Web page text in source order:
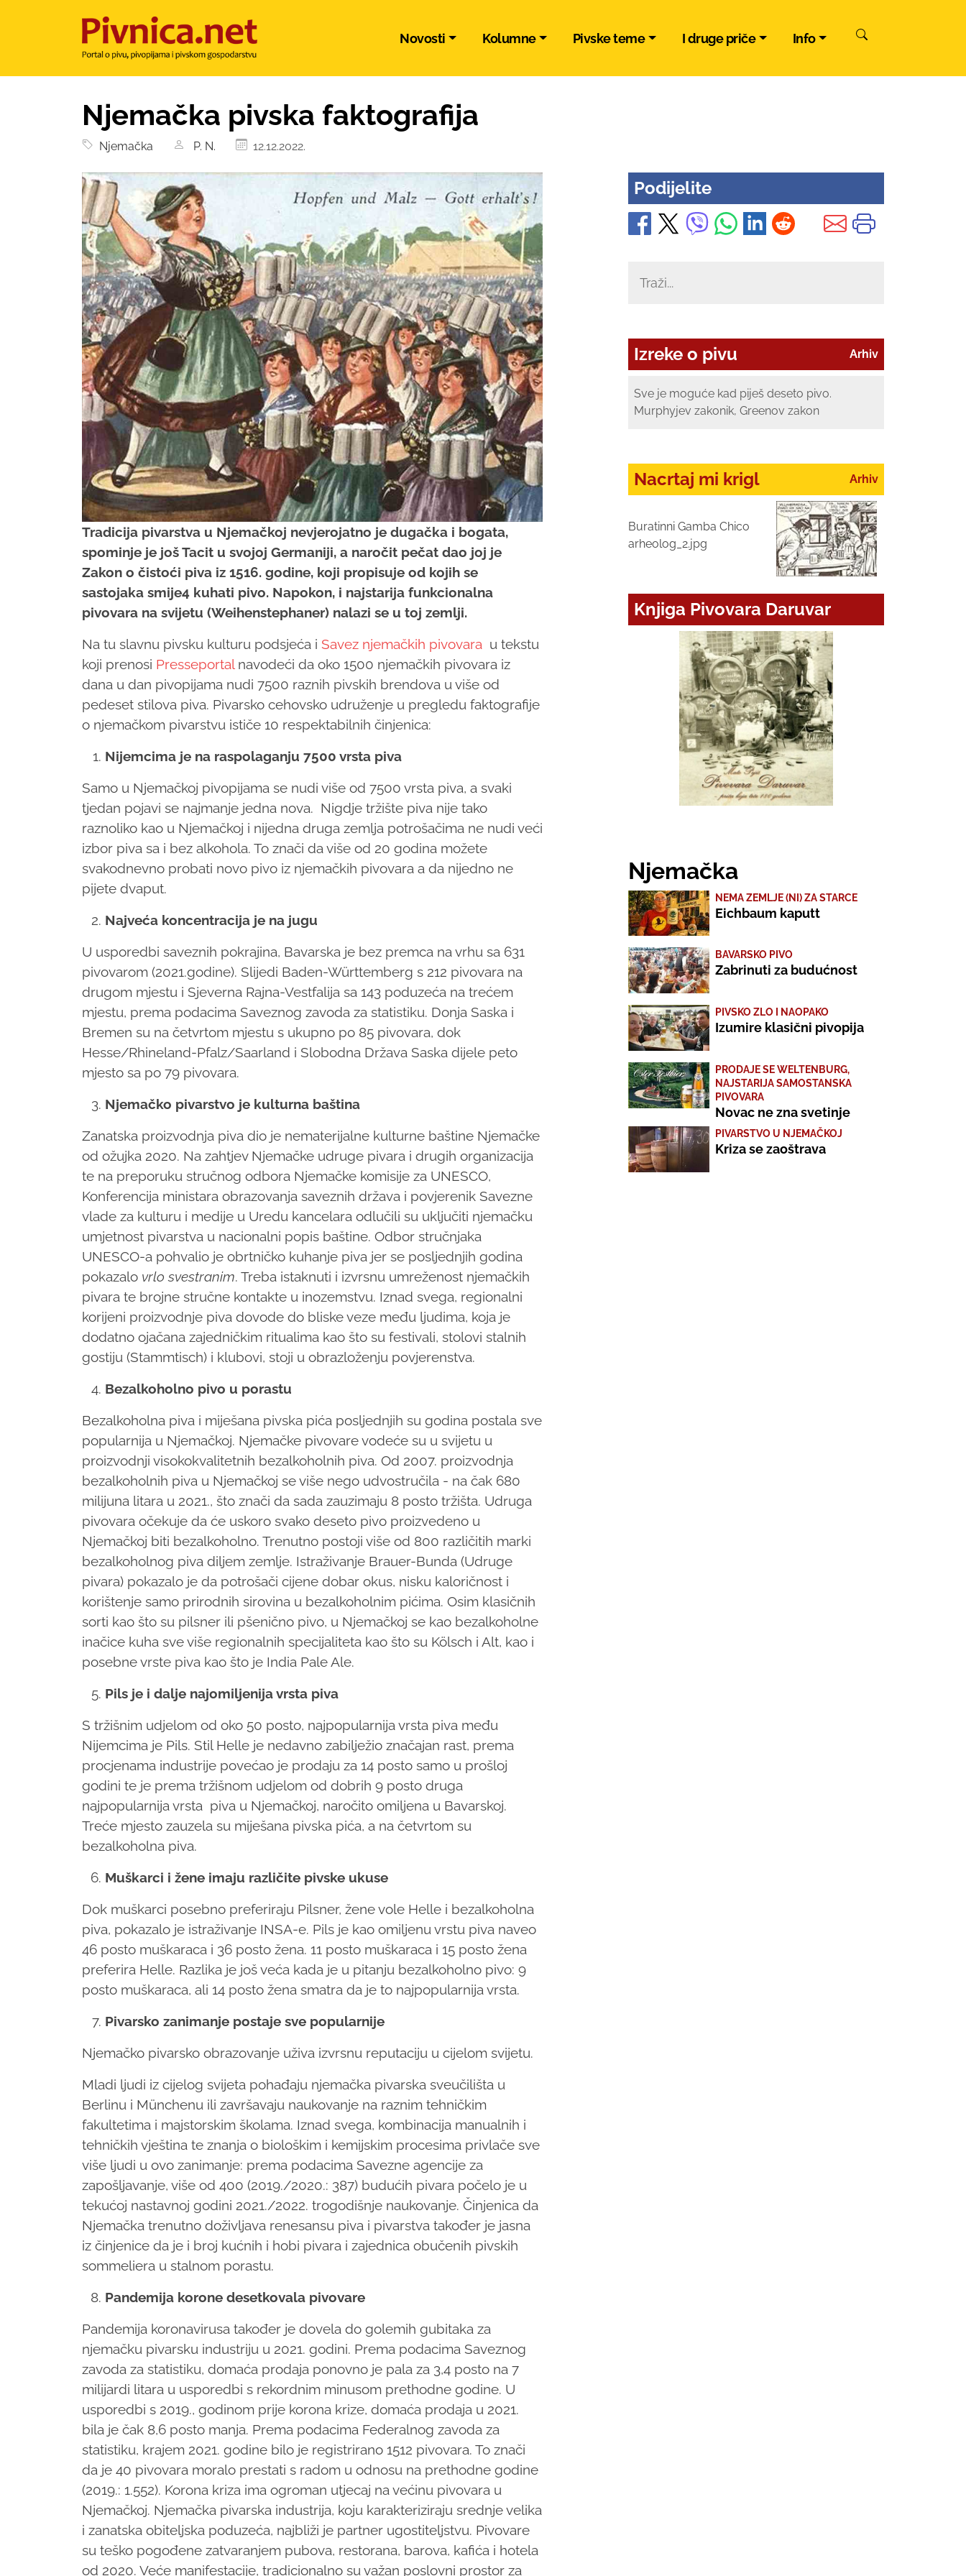
Novosti Kolumne Pivske teme I druge priče Info
Njemačka pivska faktografija
Njemačka P. N. 12.12.2022.
Tradicija pivarstva u Njemačkoj nevjerojatno je dugačka i bogata,
spominje je još Tacit u svojoj Germaniji, a naročit pečat dao joj je
Zakon o čistoći piva iz 1516. godine, koji propisuje od kojih se
sastojaka smije4 kuhati pivo. Napokon, i najstarija funkcionalna
pivovara na svijetu (Weihenstephaner) nalazi se u toj zemlji.
Na tu slavnu pivsku kulturu podsjeća i Savez njemačkih pivovara u tekstu
koji prenosi Presseportalnavodeći da oko 1500 njemačkih pivovara iz
dana u dan pivopijama nudi 7500 raznih pivskih brendova u više od
pedeset stilova piva. Pivarsko cehovsko udruženje u pregledu faktografije
o njemačkom pivarstvu ističe 10 respektabilnih činjenica:
Nijemcima je na raspolaganju 7500 vrsta piva
Samo u Njemačkoj pivopijama se nudi više od 7500 vrsta piva, a svaki
tjedan pojavi se najmanje jedna nova. Nigdje tržište piva nije tako
raznoliko kao u Njemačkoj i nijedna druga zemlja potrošačima ne nudi veći
izbor piva sa i bez alkohola. To znači da više od 20 godina možete
svakodnevno probati novo pivo iz njemačkih pivovara a da nijedno ne
pijete dvaput.
Najveća koncentracija je na jugu
U usporedbi saveznih pokrajina, Bavarska je bez premca na vrhu sa 631
pivovarom (2021.godine). Slijedi Baden-Württemberg s 212 pivovara na
drugom mjestu i Sjeverna Rajna-Vestfalija sa 143 poduzeća na trećem
mjestu, prema podacima Saveznog zavoda za statistiku. Donja Saska i
Bremen su na četvrtom mjestu s ukupno po 85 pivovara, dok
Hesse/Rhineland-Pfalz/Saarland i Slobodna Država Saska dijele peto
mjesto sa po 79 pivovara.
Njemačko pivarstvo je kulturna baština
Zanatska proizvodnja piva dio je nematerijalne kulturne baštine Njemačke
od ožujka 2020. Na zahtjev Njemačke udruge pivara i drugih organizacija
te na preporuku stručnog odbora Njemačke komisije za UNESCO,
Konferencija ministara obrazovanja saveznih država i povjerenik Savezne
vlade za kulturu i medije u Uredu kancelara odlučili su uključiti njemačku
umjetnost pivarstva u nacionalni popis baštine. Odbor stručnjaka
UNESCO-a pohvalio je obrtničko kuhanje piva jer se posljednjih godina
pokazalo vrlo svestranim. Treba istaknuti i izvrsnu umreženost njemačkih
pivara te brojne stručne kontakte u inozemstvu. Iznad svega, regionalni
korijeni proizvodnje piva dovode do bliske veze među ljudima, koja je
dodatno ojačana zajedničkim ritualima kao što su festivali, stolovi stalnih
gostiju (Stammtisch) i klubovi, stoji u obrazloženju povjerenstva.
Bezalkoholno pivo u porastu
Bezalkoholna piva i miješana pivska pića posljednjih su godina postala sve
popularnija u Njemačkoj. Njemačke pivovare vodeće su u svijetu u
proizvodnji visokokvalitetnih bezalkoholnih piva. Od 2007. proizvodnja
bezalkoholnih piva u Njemačkoj se više nego udvostručila - na čak 680
milijuna litara u 2021., što znači da sada zauzimaju 8 posto tržišta. Udruga
pivovara očekuje da će uskoro svako deseto pivo proizvedeno u
Njemačkoj biti bezalkoholno. Trenutno postoji više od 800 različitih marki
bezalkoholnog piva diljem zemlje. Istraživanje Brauer-Bunda (Udruge
pivara) pokazalo je da potrošači cijene dobar okus, nisku kaloričnost i
korištenje samo prirodnih sirovina u bezalkoholnim pićima. Osim klasičnih
sorti kao što su pilsner ili pšenično pivo, u Njemačkoj se kao bezalkoholne
inačice kuha sve više regionalnih specijaliteta kao što su Kölsch i Alt, kao i
posebne vrste piva kao što je India Pale Ale.
Pils je i dalje najomiljenija vrsta piva
S tržišnim udjelom od oko 50 posto, najpopularnija vrsta piva među
Nijemcima je Pils. Stil Helle je nedavno zabilježio značajan rast, prema
procjenama industrije povećao je prodaju za 14 posto samo u prošloj
godini te je prema tržišnom udjelom od dobrih 9 posto druga
najpopularnija vrsta piva u Njemačkoj, naročito omiljena u Bavarskoj.
Treće mjesto zauzela su miješana pivska pića, a na četvrtom su
bezalkoholna piva.
Muškarci i žene imaju različite pivske ukuse
Dok muškarci posebno preferiraju Pilsner, žene vole Helle i bezalkoholna
piva, pokazalo je istraživanje INSA-e. Pils je kao omiljenu vrstu piva naveo
46 posto muškaraca i 36 posto žena. 11 posto muškaraca i 15 posto žena
preferira Helle. Razlika je još veća kada je u pitanju bezalkoholno pivo: 9
posto muškaraca, ali 14 posto žena smatra da je to najpopularnija vrsta.
Pivarsko zanimanje postaje sve popularnije
Njemačko pivarsko obrazovanje uživa izvrsnu reputaciju u cijelom svijetu.
Mladi ljudi iz cijelog svijeta pohađaju njemačka pivarska sveučilišta u
Berlinu i Münchenu ili završavaju naukovanje na raznim tehničkim
fakultetima i majstorskim školama. Iznad svega, kombinacija manualnih i
tehničkih vještina te znanja o biološkim i kemijskim procesima privlače sve
više ljudi u ovo zanimanje: prema podacima Savezne agencije za
zapošljavanje, više od 400 (2019./2020.: 387) budućih pivara počelo je u
tekućoj nastavnoj godini 2021./2022. trogodišnje naukovanje. Činjenica da
Njemačka trenutno doživljava renesansu piva i pivarstva također je jasna
iz činjenice da je i broj kućnih i hobi pivara i zajednica obučenih pivskih
sommeliera u stalnom porastu.
Pandemija korone desetkovala pivovare
Pandemija koronavirusa također je dovela do golemih gubitaka za
njemačku pivarsku industriju u 2021. godini. Prema podacima Saveznog
zavoda za statistiku, domaća prodaja ponovno je pala za 3,4 posto na 7
milijardi litara u usporedbi s rekordnim minusom prethodne godine. U
usporedbi s 2019., godinom prije korona krize, domaća prodaja u 2021.
bila je čak 8,6 posto manja. Prema podacima Federalnog zavoda za
statistiku, krajem 2021. godine bilo je registrirano 1512 pivovara. To znači
da je 40 pivovara moralo prestati s radom u odnosu na prethodne godine
(2019.: 1.552). Korona kriza ima ogroman utjecaj na većinu pivovara u
Njemačkoj. Njemačka pivarska industrija, koju karakteriziraju srednje velika
i zanatska obiteljska poduzeća, najbliži je partner ugostiteljstvu. Pivovare
su teško pogođene zatvaranjem pubova, restorana, barova, kafića i hotela
od 2020. Veće manifestacije, tradicionalno su važan poslovni prostor za
Podijelite
Arhiv
Izreke o pivu
Sve je moguće kad piješ deseto pivo.
Murphyjev zakonik, Greenov zakon
Arhiv
Nacrtaj mi krigl
Buratinni Gamba Chico
arheolog_2.jpg
Knjiga Pivovara Daruvar
Njemačka
NEMA ZEMLJE (NI) ZA STARCE
Eichbaum kaputt
BAVARSKO PIVO
Zabrinuti za budućnost
PIVSKO ZLO I NAOPAKO
Izumire klasični pivopija
PRODAJE SE WELTENBURG,
NAJSTARIJA SAMOSTANSKA
PIVOVARA
Novac ne zna svetinje
PIVARSTVO U NJEMAČKOJ
Kriza se zaoštrava